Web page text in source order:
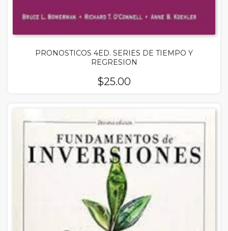
PRONOSTICOS 4ED. SERIES DE TIEMPO Y
REGRESION
$25.00